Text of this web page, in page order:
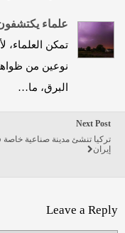
علماء
تمكن
نوعين من
البرق، ما…
Next Post
تركيا تنشئ مدينة صناعية
إيران
Leave a Reply